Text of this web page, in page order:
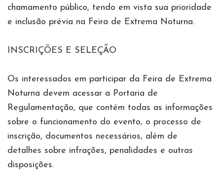
chamamento público, tendo em vista sua prioridade
e inclusão prévia na Feira de Extrema Noturna.
INSCRIÇÕES E SELEÇÃO
Os interessados em participar da Feira de Extrema
Noturna devem acessar a Portaria de
Regulamentação, que contém todas as informações
sobre o funcionamento do evento, o processo de
inscrição, documentos necessários, além de
detalhes sobre infrações, penalidades e outras
disposições.